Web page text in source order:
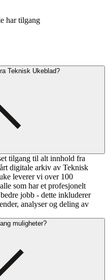
har tilgang
Teknisk Ukeblad?
tilgang til alt innhold fra
digitale arkiv av Teknisk
leverer vi over 100
som har et profesjonelt
jobb - dette inkluderer
analyser og deling av
muligheter?